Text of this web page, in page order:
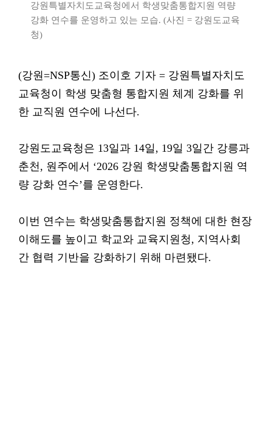
강원특별자치도교육청에서 학생맞춤통합지원 역량
강화 연수를 운영하고 있는 모습. (사진 = 강원도교육
청)
(강원=NSP통신) 조이호 기자 = 강원특별자치도
교육청이 학생 맞춤형 통합지원 체계 강화를 위
한 교직원 연수에 나선다.
강원도교육청은 13일과 14일, 19일 3일간 강릉과
춘천, 원주에서 ‘2026 강원 학생맞춤통합지원 역
량 강화 연수’를 운영한다.
이번 연수는 학생맞춤통합지원 정책에 대한 현장
이해도를 높이고 학교와 교육지원청, 지역사회
간 협력 기반을 강화하기 위해 마련됐다.